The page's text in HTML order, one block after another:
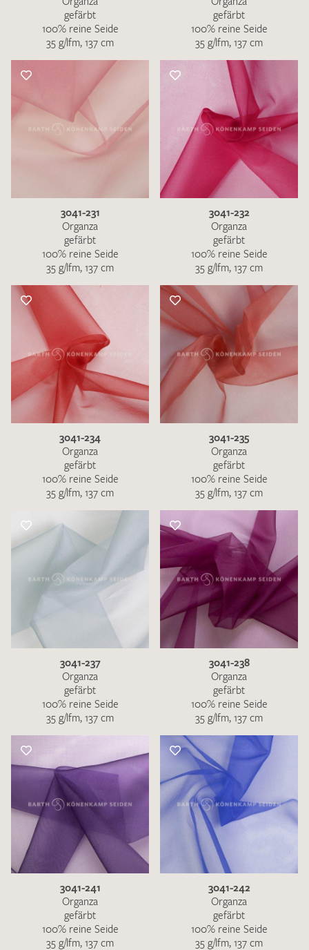
gefärbt
100% reine Seide
35 g/lfm, 137 cm
gefärbt
100% reine Seide
35 g/lfm, 137 cm
3041-231
Organza
gefärbt
100% reine Seide
35 g/lfm, 137 cm
3041-232
Organza
gefärbt
100% reine Seide
35 g/lfm, 137 cm
3041-234
Organza
gefärbt
100% reine Seide
35 g/lfm, 137 cm
3041-235
Organza
gefärbt
100% reine Seide
35 g/lfm, 137 cm
3041-237
Organza
gefärbt
100% reine Seide
35 g/lfm, 137 cm
3041-238
Organza
gefärbt
100% reine Seide
35 g/lfm, 137 cm
3041-241
Organza
gefärbt
100% reine Seide
35 g/lfm, 137 cm
3041-242
Organza
gefärbt
100% reine Seide
35 g/lfm, 137 cm